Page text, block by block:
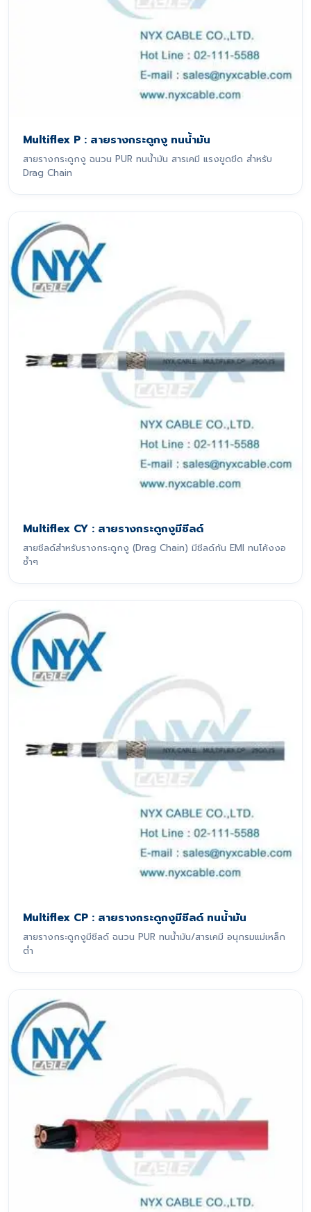
Multiflex P : สายรางกระดูกงู ทนน้ำมัน
สายรางกระดูกงู ฉนวน PUR ทนน้ำมัน สารเคมี แรงขูดขีด สำหรับ
Drag Chain
Multiflex CY : สายรางกระดูกงูมีชีลด์
สายชีลด์สำหรับรางกระดูกงู (Drag Chain) มีชีลด์กัน EMI ทนโค้งงอ
ซ้ำๆ
Multiflex CP : สายรางกระดูกงูมีชีลด์ ทนน้ำมัน
สายรางกระดูกงูมีชีลด์ ฉนวน PUR ทนน้ำมัน/สารเคมี อนุกรมแม่เหล็ก
ต่ำ